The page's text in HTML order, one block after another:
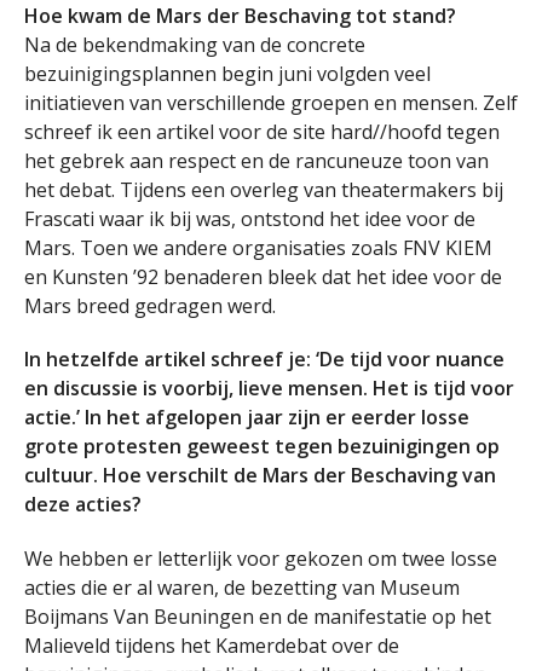
Hoe kwam de Mars der Beschaving tot stand?
Na de bekendmaking van de concrete
bezuinigingsplannen begin juni volgden veel
initiatieven van verschillende groepen en mensen. Zelf
schreef ik een artikel voor de site hard//hoofd tegen
het gebrek aan respect en de rancuneuze toon van
het debat. Tijdens een overleg van theatermakers bij
Frascati waar ik bij was, ontstond het idee voor de
Mars. Toen we andere organisaties zoals FNV KIEM
en Kunsten ’92 benaderen bleek dat het idee voor de
Mars breed gedragen werd.
In hetzelfde artikel schreef je: ‘De tijd voor nuance
en discussie is voorbij, lieve mensen. Het is tijd voor
actie.’ In het afgelopen jaar zijn er eerder losse
grote protesten geweest tegen bezuinigingen op
cultuur. Hoe verschilt de Mars der Beschaving van
deze acties?
We hebben er letterlijk voor gekozen om twee losse
acties die er al waren, de bezetting van Museum
Boijmans Van Beuningen en de manifestatie op het
Malieveld tijdens het Kamerdebat over de